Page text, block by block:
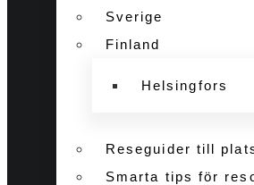
Sverige
Finland
Helsingfors
Reseguider till
Smarta tips för